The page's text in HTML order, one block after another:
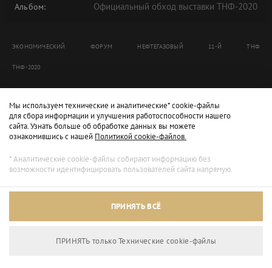
Альбом: Официальный обход выставки ТНФ-2020
ЭКОНОМИЧЕСКИЙ ФОРУМ НЕФТЕГАЗОВЫЙ 11-Й ТНФ
ТНФ-2020
Мы используем технические и аналитические* cookie-файлы
для сбора информации и улучшения работоспособности нашего
сайта. Узнать больше об обработке данных вы можете
ознакомившись с нашей Политикой cookie-файлов.
* Аналитические cookie-файлы собирают информацию без
возможности идентифицировать пользователей сайта напрямую.
ПРИНЯТЬ ВСЁ
ПРИНЯТЬ только Технические сookie-файлы